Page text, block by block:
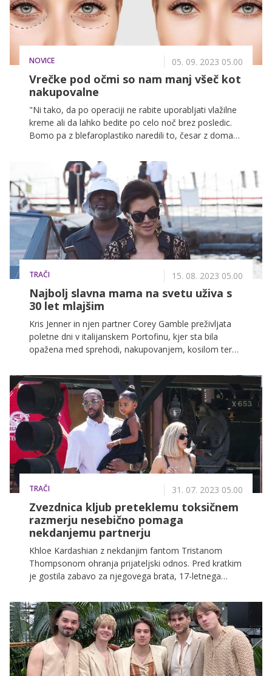
NOVICE 05. 09. 2023 05.00
Vrečke pod očmi so nam manj všeč kot
nakupovalne
"Ni tako, da po operaciji ne rabite uporabljati vlažilne
kreme ali da lahko bedite po celo noč brez posledic.
Bomo pa z blefaroplastiko naredili to, česar z domačo
zateklo kožo okoli vek."
TRAČI 15. 08. 2023 05.00
Najbolj slavna mama na svetu uživa s
30 let mlajšim
Kris Jenner in njen partner Corey Gamble preživljata
poletne dni v italijanskem Portofinu, kjer sta bila
opažena med sprehodi, nakupovanjem, kosilom ter
hiši, ki je bila vpletena v spor med sestrama Kourtney
in Kim Kardashian.
TRAČI 31. 07. 2023 05.00
Zvezdnica kljub preteklemu toksičnem
razmerju nesebično pomaga
nekdanjemu partnerju
Khloe Kardashian z nekdanjim fantom Tristanom
Thompsonom ohranja prijateljski odnos. Pred kratkim
je gostila zabavo za njegovega brata, 17-letnega
nekdanji fant in njegov brat k njej preselila po smrti
matere, ker Tristan potrebuje podporo pri bratovi
oskrbi.